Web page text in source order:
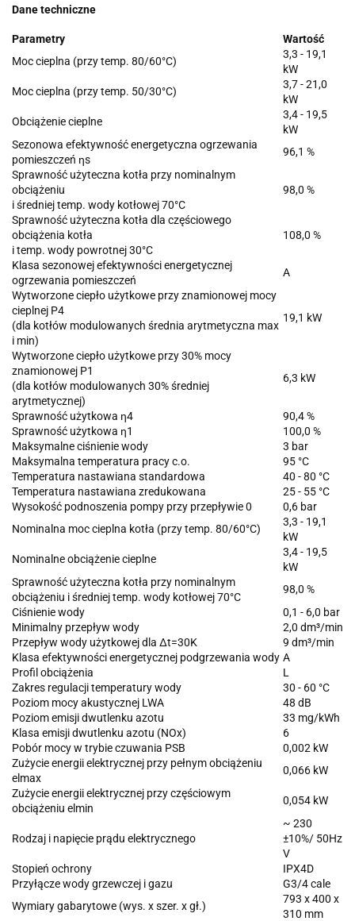
Dane techniczne
Parametry
Wartość
Moc cieplna (przy temp. 80/60°C)
3,3 - 19,1
kW
Moc cieplna (przy temp. 50/30°C)
3,7 - 21,0
kW
Obciążenie cieplne
3,4 - 19,5
kW
Sezonowa efektywność energetyczna ogrzewania
pomieszczeń ηs
96,1 %
Sprawność użyteczna kotła przy nominalnym
obciążeniu
i średniej temp. wody kotłowej 70°C
98,0 %
Sprawność użyteczna kotła dla częściowego
obciążenia kotła
i temp. wody powrotnej 30°C
108,0 %
Klasa sezonowej efektywności energetycznej
ogrzewania pomieszczeń
A
Wytworzone ciepło użytkowe przy znamionowej mocy
cieplnej P4
(dla kotłów modulowanych średnia arytmetyczna max
i min)
19,1 kW
Wytworzone ciepło użytkowe przy 30% mocy
znamionowej P1
(dla kotłów modulowanych 30% średniej
arytmetycznej)
6,3 kW
Sprawność użytkowa η4
90,4 %
Sprawność użytkowa η1
100,0 %
Maksymalne ciśnienie wody
3 bar
Maksymalna temperatura pracy c.o.
95 °C
Temperatura nastawiana standardowa
40 - 80 °C
Temperatura nastawiana zredukowana
25 - 55 °C
Wysokość podnoszenia pompy przy przepływie 0
0,6 bar
Nominalna moc cieplna kotła (przy temp. 80/60°C)
3,3 - 19,1
kW
Nominalne obciążenie cieplne
3,4 - 19,5
kW
Sprawność użyteczna kotła przy nominalnym
obciążeniu i średniej temp. wody kotłowej 70°C
98,0 %
Ciśnienie wody
0,1 - 6,0 bar
Minimalny przepływ wody
2,0 dm³/min
Przepływ wody użytkowej dla Δt=30K
9 dm³/min
Klasa efektywności energetycznej podgrzewania wody A
Profil obciążenia
L
Zakres regulacji temperatury wody
30 - 60 °C
Poziom mocy akustycznej LWA
48 dB
Poziom emisji dwutlenku azotu
33 mg/kWh
Klasa emisji dwutlenku azotu (NOx)
6
Pobór mocy w trybie czuwania PSB
0,002 kW
Zużycie energii elektrycznej przy pełnym obciążeniu
elmax
0,066 kW
Zużycie energii elektrycznej przy częściowym
obciążeniu elmin
0,054 kW
Rodzaj i napięcie prądu elektrycznego
~ 230
±10%/ 50Hz
V
Stopień ochrony
IPX4D
Przyłącze wody grzewczej i gazu
G3/4 cale
Wymiary gabarytowe (wys. x szer. x gł.)
793 x 400 x
310 mm